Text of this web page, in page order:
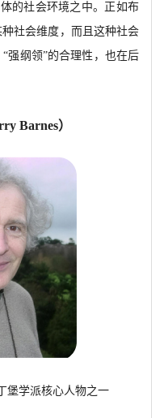
的社会环境之中。正如布
社会维度，而且这种社会
强纲领”的合理性，也在后
Barnes）
堡学派核心人物之一